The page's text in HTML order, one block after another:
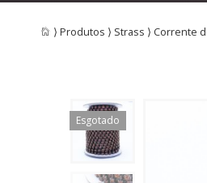
⟩ Produtos ⟩ Strass ⟩ Corrente
Esgotado